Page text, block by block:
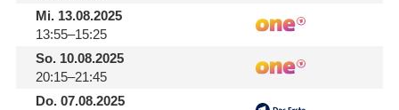
Mi.13.08.2025
13:55–15:25
So.10.08.2025
20:15–21:45
Do.07.08.2025